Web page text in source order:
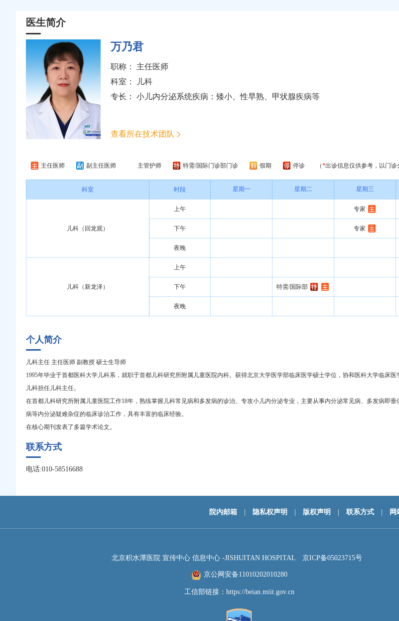
医生简介
万乃君
职称： 主任医师
科室：
儿科
专长： 小儿内分泌系统疾病：矮小、性早熟、甲状腺疾病等
查看所在技术团队
主任医师 副主任医师 主管护师 特需/国际门诊部门诊 假期 停诊 （*出诊信息仅供参考，以门诊
科室 时段 星期一 星期二 星期三
儿科（回龙观）
上午 专家
下午 专家
夜晚
儿科（新龙泽）
上午
下午 特需/国际部
夜晚
个人简介
儿科主任 主任医师 副教授 硕士生导师
1995年毕业于首都医科大学儿科系，就职于首都儿科研究所附属儿童医院内科。获得北京大学医学部临床医学硕士学位，协和医科大学临床
儿科担任儿科主任。
在首都儿科研究所附属儿童医院工作18年，熟练掌握儿科常见病和多发病的诊治。专攻小儿内分泌专业，主要从事内分泌常见病、多发病即
病等内分泌疑难杂症的临床诊治工作，具有丰富的临床经验。
在核心期刊发表了多篇学术论文。
联系方式
电话:010-58516688
院内邮箱 隐私权声明 版权声明 联系方式 网
北京积水潭医院 宣传中心 信息中心 -JISHUITAN HOSPITAL 京ICP备05023715号
京公网安备11010202010280
工信部链接： https://beian.miit.gov.cn